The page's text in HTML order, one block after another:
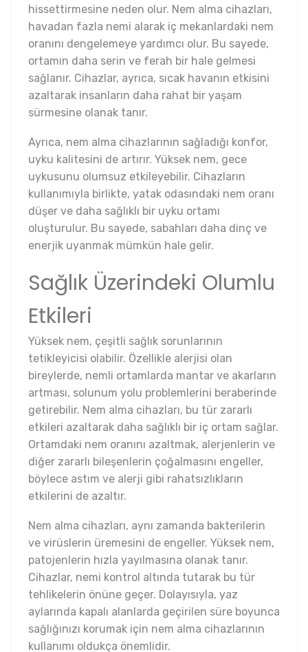
hissettirmesine neden olur. Nem alma cihazları,
havadan fazla nemi alarak iç mekanlardaki nem
oranını dengelemeye yardımcı olur. Bu sayede,
ortamın daha serin ve ferah bir hale gelmesi
sağlanır. Cihazlar, ayrıca, sıcak havanın etkisini
azaltarak insanların daha rahat bir yaşam
sürmesine olanak tanır.
Ayrıca, nem alma cihazlarının sağladığı konfor,
uyku kalitesini de artırır. Yüksek nem, gece
uykusunu olumsuz etkileyebilir. Cihazların
kullanımıyla birlikte, yatak odasındaki nem oranı
düşer ve daha sağlıklı bir uyku ortamı
oluşturulur. Bu sayede, sabahları daha dinç ve
enerjik uyanmak mümkün hale gelir.
Sağlık Üzerindeki Olumlu
Etkileri
Yüksek nem, çeşitli sağlık sorunlarının
tetikleyicisi olabilir. Özellikle alerjisi olan
bireylerde, nemli ortamlarda mantar ve akarların
artması, solunum yolu problemlerini beraberinde
getirebilir. Nem alma cihazları, bu tür zararlı
etkileri azaltarak daha sağlıklı bir iç ortam sağlar.
Ortamdaki nem oranını azaltmak, alerjenlerin ve
diğer zararlı bileşenlerin çoğalmasını engeller,
böylece astım ve alerji gibi rahatsızlıkların
etkilerini de azaltır.
Nem alma cihazları, aynı zamanda bakterilerin
ve virüslerin üremesini de engeller. Yüksek nem,
patojenlerin hızla yayılmasına olanak tanır.
Cihazlar, nemi kontrol altında tutarak bu tür
tehlikelerin önüne geçer. Dolayısıyla, yaz
aylarında kapalı alanlarda geçirilen süre boyunca
sağlığınızı korumak için nem alma cihazlarının
kullanımı oldukça önemlidir.